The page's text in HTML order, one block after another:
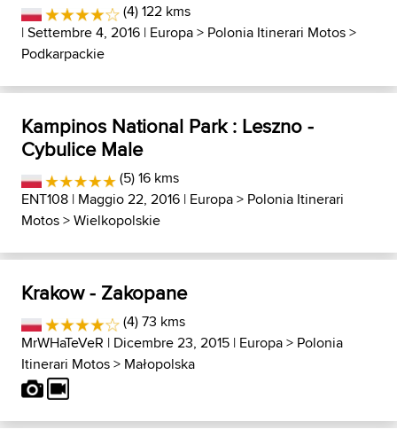
(4) 122 kms
| Settembre 4, 2016 | Europa> Polonia Itinerari Motos>
Podkarpackie
Kampinos National Park : Leszno -
Cybulice Male
(5) 16 kms
ENT108 | Maggio 22, 2016 | Europa> Polonia Itinerari
Motos>Wielkopolskie
Krakow - Zakopane
(4) 73 kms
MrWHaTeVeR | Dicembre 23, 2015 | Europa> Polonia
Itinerari Motos> Małopolska